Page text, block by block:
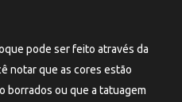
pode ser feito através da
notar que as cores estão
borrados ou que a tatuagem